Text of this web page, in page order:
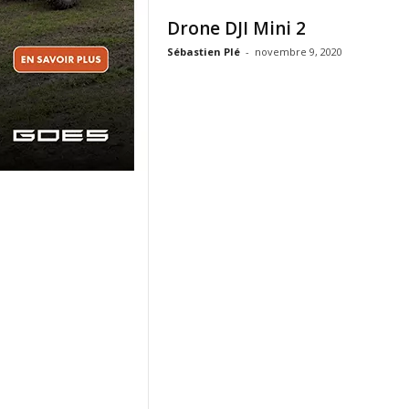
Drone DJI Mini 2
Sébastien Plé - novembre 9, 2020